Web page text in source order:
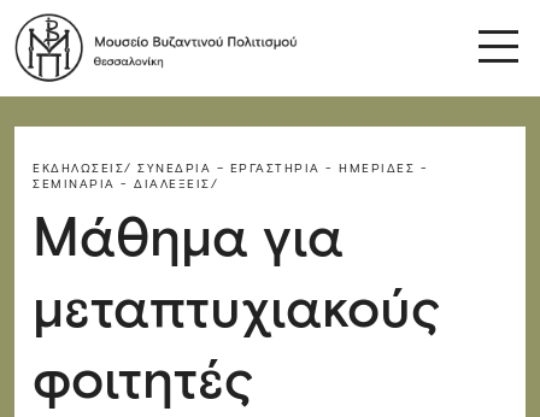
ΕΚΔΗΛΏΣΕΙΣ/ ΣΥΝΈΔΡΙΑ – ΕΡΓΑΣΤΉΡΙΑ - ΗΜΕΡΊΔΕΣ -
ΣΕΜΙΝΆΡΙΑ - ΔΙΑΛΈΞΕΙΣ/
Μάθημα για
μεταπτυχιακούς
φοιτητές